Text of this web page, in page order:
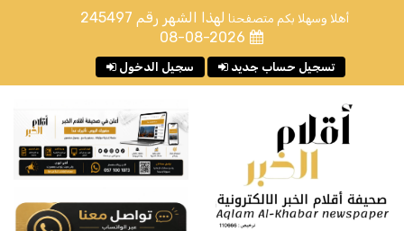
أهلا وسهلا بكم متصفحنا لهذا الشهر رقم 245497
08-08-2026
سجيل الدخول تسجيل حساب جديد